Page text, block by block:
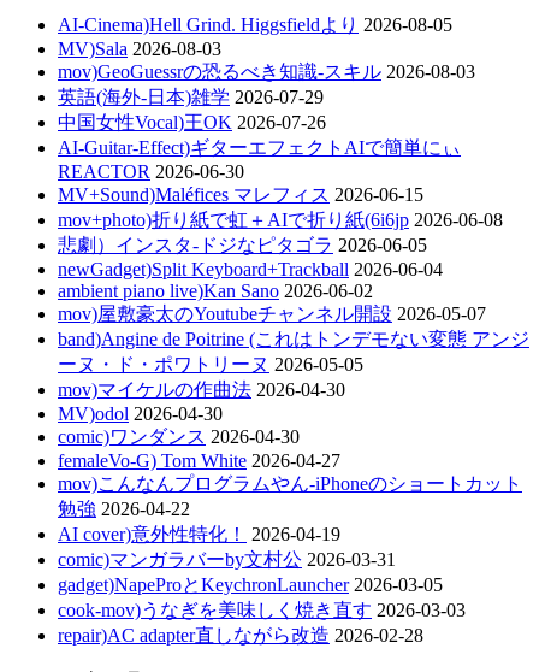
AI-Cinema)Hell Grind. Higgsfieldより 2026-08-05
MV)Sala 2026-08-03
mov)GeoGuessrの恐るべき知識-スキル 2026-08-03
英語(海外-日本)雑学 2026-07-29
中国女性Vocal)王OK 2026-07-26
AI-Guitar-Effect)ギターエフェクトAIで簡単にぃ
REACTOR 2026-06-30
MV+Sound)Maléfices マレフィス 2026-06-15
mov+photo)折り紙で虹＋AIで折り紙(6i6jp 2026-06-08
悲劇）インスタ-ドジなピタゴラ 2026-06-05
newGadget)Split Keyboard+Trackball 2026-06-04
ambient piano live)Kan Sano 2026-06-02
mov)屋敷豪太のYoutubeチャンネル開設 2026-05-07
band)Angine de Poitrine (これはトンデモない変態 アンジ
ーヌ・ド・ポワトリーヌ 2026-05-05
mov)マイケルの作曲法 2026-04-30
MV)odol 2026-04-30
comic)ワンダンス 2026-04-30
femaleVo-G) Tom White 2026-04-27
mov)こんなんプログラムやん-iPhoneのショートカット
勉強 2026-04-22
AI cover)意外性特化！
2026-04-19
comic)マンガラバーby文村公 2026-03-31
gadget)NapeProとKeychronLauncher 2026-03-05
cook-mov)うなぎを美味しく焼き直す 2026-03-03
repair)AC adapter直しながら改造 2026-02-28